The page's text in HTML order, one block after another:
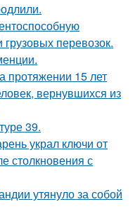
перевозок.
протяжении 15 лет
вернувшихся из
39.
украл ключи от
столкновения с
утянуло за собой